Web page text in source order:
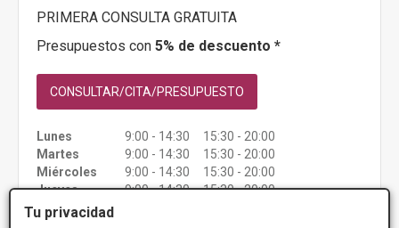
Tu privacidad
PRIMERA CONSULTA GRATUITA
Presupuestos con 5% de descuento *
CONSULTAR/CITA/PRESUPUESTO
Lunes
9:00 - 14:30 15:30 - 20:00
Martes
9:00 - 14:30 15:30 - 20:00
Miércoles
9:00 - 14:30 15:30 - 20:00
Jueves
9:00 - 14:30 15:30 - 20:00
Viernes